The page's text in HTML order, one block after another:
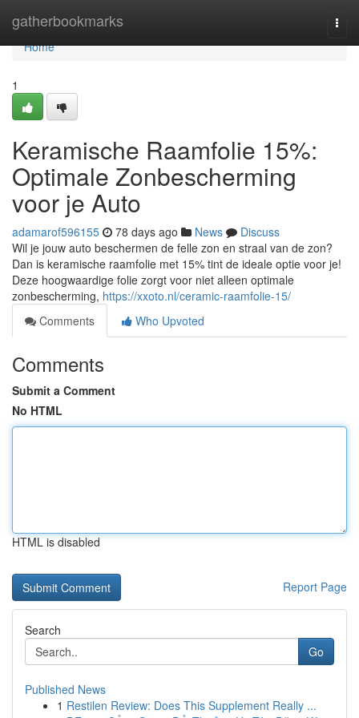
gatherbookmarks
Home
Home
1
Keramische Raamfolie 15%:
Optimale Zonbescherming
voor je Auto
adamarof596155 78 days ago News
Discuss
Wil je jouw auto beschermen de felle zon en straal van de zon?
Dan is keramische raamfolie met 15% tint de ideale optie voor je!
Deze hoogwaardige folie zorgt voor niet alleen optimale
zonbescherming, https://xxoto.nl/ceramic-raamfolie-15/
Comments
Who Upvoted
Comments
Submit a Comment
No HTML
HTML is disabled
Report Page
Search
Go
Published News
1 Restilen Review: Does This Supplement Really ...